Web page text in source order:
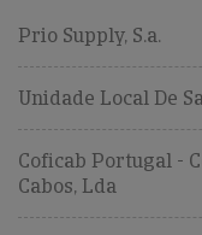
Prio Supply, S.a.
Unidade Local De
Coficab Portugal -
Cabos, Lda